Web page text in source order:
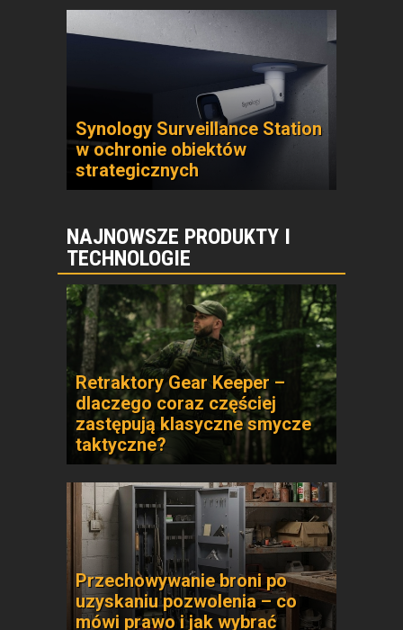
Synology Surveillance Station
w ochronie obiektów
strategicznych
NAJNOWSZE PRODUKTY I
TECHNOLOGIE
Retraktory Gear Keeper –
dlaczego coraz częściej
zastępują klasyczne smycze
taktyczne?
Przechowywanie broni po
uzyskaniu pozwolenia – co
mówi prawo i jak wybrać